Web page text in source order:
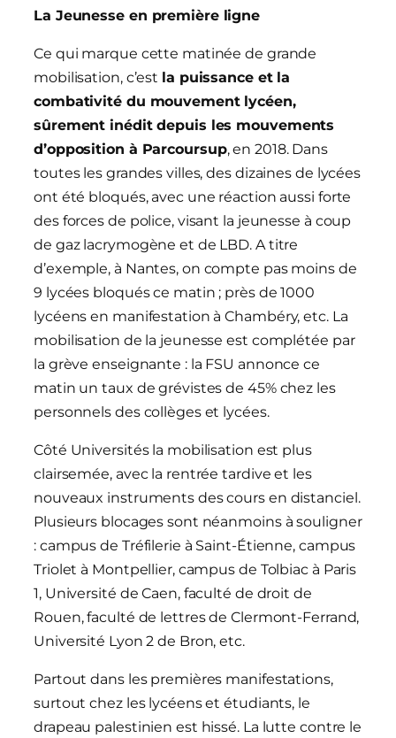
La Jeunesse en première ligne
Ce qui marque cette matinée de grande
mobilisation, c’est la puissance et la
combativité du mouvement lycéen,
sûrement inédit depuis les mouvements
d’opposition à Parcoursup, en 2018. Dans
toutes les grandes villes, des dizaines de lycées
ont été bloqués, avec une réaction aussi forte
des forces de police, visant la jeunesse à coup
de gaz lacrymogène et de LBD. A titre
d’exemple, à Nantes, on compte pas moins de
9 lycées bloqués ce matin ; près de 1000
lycéens en manifestation à Chambéry, etc. La
mobilisation de la jeunesse est complétée par
la grève enseignante : la FSU annonce ce
matin un taux de grévistes de 45% chez les
personnels des collèges et lycées.
Côté Universités la mobilisation est plus
clairsemée, avec la rentrée tardive et les
nouveaux instruments des cours en distanciel.
Plusieurs blocages sont néanmoins à souligner
: campus de Tréfilerie à Saint-Étienne, campus
Triolet à Montpellier, campus de Tolbiac à Paris
1, Université de Caen, faculté de droit de
Rouen, faculté de lettres de Clermont-Ferrand,
Université Lyon 2 de Bron, etc.
Partout dans les premières manifestations,
surtout chez les lycéens et étudiants, le
drapeau palestinien est hissé. La lutte contre le